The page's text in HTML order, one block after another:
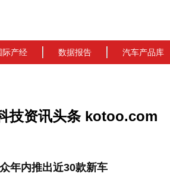
际产经 数据报告 汽车产品库
技资讯头条 kotoo.com
年内推出近30款新车